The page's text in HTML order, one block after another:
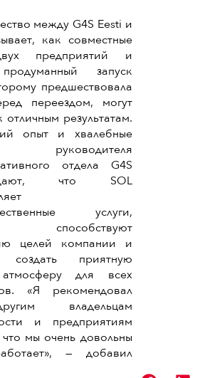
между G4S Eesti и
как совместные
предприятий и
запуск
предшествовала
переездом, могут
отличным результатам.
опыт и хвалебные
отдела G4S
что SOL
услуги,
способствуют
целей компании и
создать приятную
для всех
«Я рекомендовал
владельцам
и предприятиям
что мы очень довольны
— добавил